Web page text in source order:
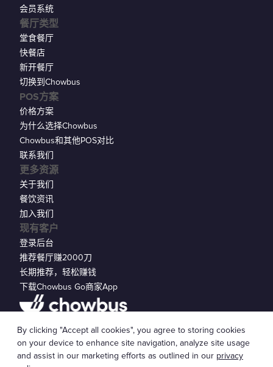
现有客户
登录后台
推荐餐厅赚2000刀
长期推荐，轻松赚钱
下载Chowbus Go商家App
会员系统
餐厅类型
堂食餐厅
快餐店
新开餐厅
切换到Chowbus
POS方案
价格方案
为什么选择Chowbus
Chowbus和其他POS对比
联系我们
更多资源
关于我们
餐饮资讯
加入我们
© 2026 Chowbus, Inc.Cookie 设置
By clicking "Accept all cookies", you agree to storing cookies
on your device to enhance site navigation, analyze site usage
and assist in our marketing efforts as outlined in our privacy